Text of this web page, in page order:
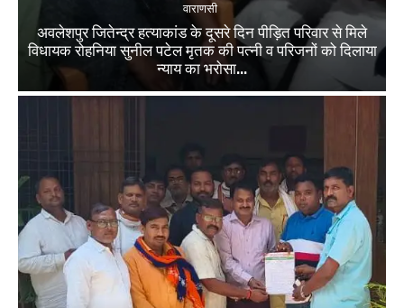
वाराणसी
अवलेशपुर जितेन्द्र हत्याकांड के दूसरे दिन पीड़ित परिवार से मिले
विधायक रोहनिया सुनील पटेल मृतक की पत्नी व परिजनों को दिलाया
न्याय का भरोसा...